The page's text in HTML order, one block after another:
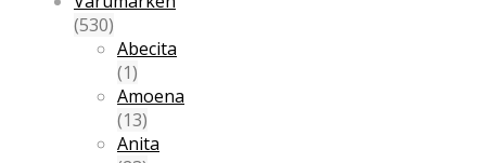
(530)
Abecita
(1)
Amoena
(13)
Anita